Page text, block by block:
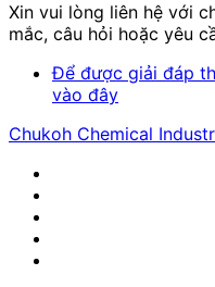
Xin vui lòng liên hệ với
mắc, câu hỏi hoặc yêu
Để được giải đáp
vào đây
Chukoh Chemical